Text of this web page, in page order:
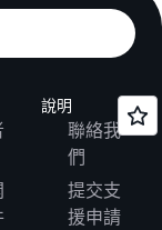
說明
聯絡我
們
提交支
援申請